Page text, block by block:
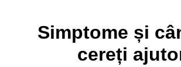
Simptome și
cereți